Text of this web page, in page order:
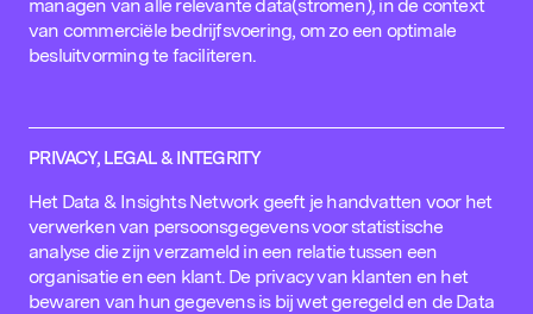
managen van alle relevante data(stromen), in de context
van commerciële bedrijfsvoering, om zo een optimale
besluitvorming te faciliteren.
PRIVACY, LEGAL & INTEGRITY
Het Data & Insights Network geeft je handvatten voor het
verwerken van persoonsgegevens voor statistische
analyse die zijn verzameld in een relatie tussen een
organisatie en een klant. De privacy van klanten en het
bewaren van hun gegevens is bij wet geregeld en de Data